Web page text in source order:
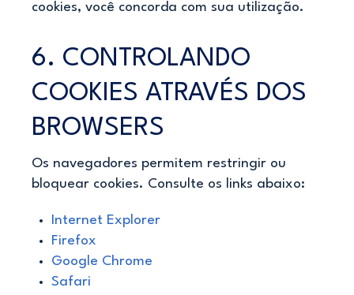
cookies, você concorda com sua utilização.
6. CONTROLANDO
COOKIES ATRAVÉS DOS
BROWSERS
Os navegadores permitem restringir ou
bloquear cookies. Consulte os links abaixo:
Internet Explorer
Firefox
Google Chrome
Safari